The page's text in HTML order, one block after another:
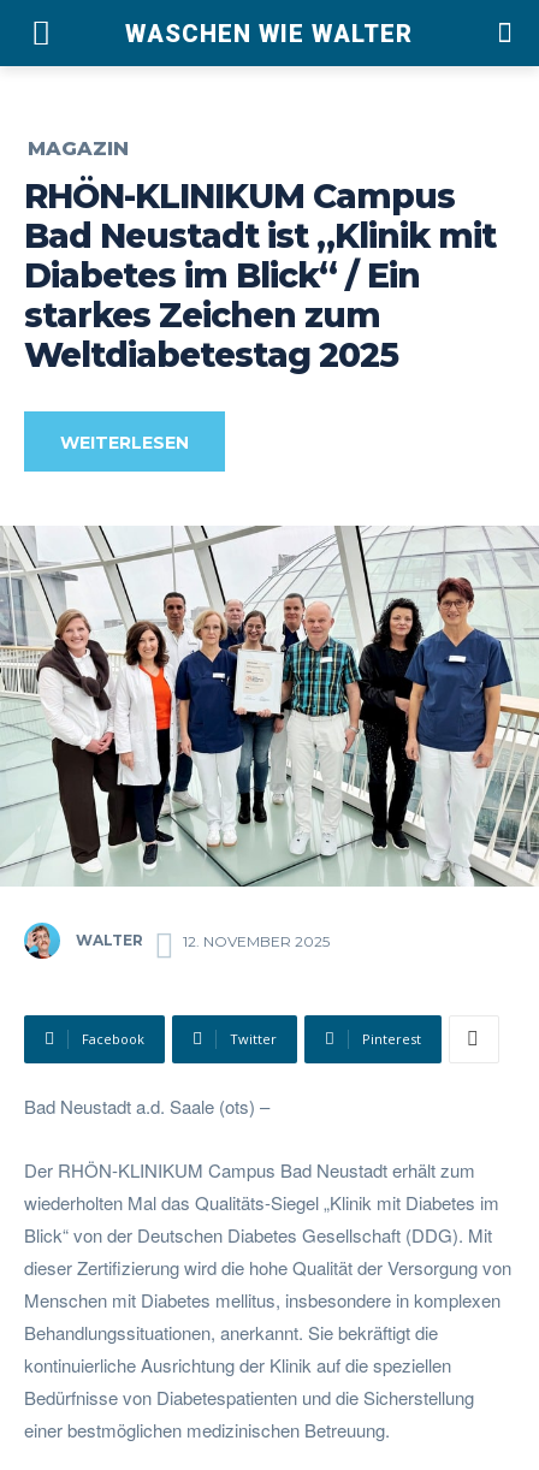
WASCHEN WIE WALTER
MAGAZIN
RHÖN-KLINIKUM Campus
Bad Neustadt ist „Klinik mit
Diabetes im Blick“ / Ein
starkes Zeichen zum
Weltdiabetestag 2025
WEITERLESEN
WALTER 12. NOVEMBER 2025
Facebook Twitter Pinterest
Bad Neustadt a.d. Saale (ots) –
Der RHÖN-KLINIKUM Campus Bad Neustadt erhält zum
wiederholten Mal das Qualitäts-Siegel „Klinik mit Diabetes im
Blick“ von der Deutschen Diabetes Gesellschaft (DDG). Mit
dieser Zertifizierung wird die hohe Qualität der Versorgung von
Menschen mit Diabetes mellitus, insbesondere in komplexen
Behandlungssituationen, anerkannt. Sie bekräftigt die
kontinuierliche Ausrichtung der Klinik auf die speziellen
Bedürfnisse von Diabetespatienten und die Sicherstellung
einer bestmöglichen medizinischen Betreuung.